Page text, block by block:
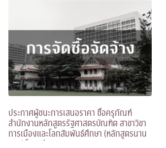
ประกาศผู้ชนะการเสนอราคา ซื้อครุภัณฑ์
สำนักงานหลักสูตรรัฐศาสตรบัณฑิต สาขาวิขา
การเมืองและโลกสัมพันธ์ศึกษา (หลักสูตรนาน
ชาติ) โดยวิธีเฉพาะเจาะจง